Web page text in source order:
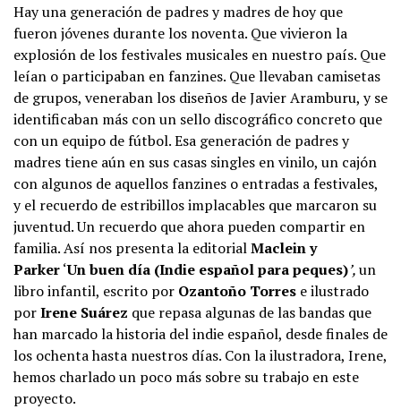
Hay una generación de padres y madres de hoy que
fueron jóvenes durante los noventa. Que vivieron la
explosión de los festivales musicales en nuestro país. Que
leían o participaban en fanzines. Que llevaban camisetas
de grupos, veneraban los diseños de Javier Aramburu, y se
identificaban más con un sello discográfico concreto que
con un equipo de fútbol. Esa generación de padres y
madres tiene aún en sus casas singles en vinilo, un cajón
con algunos de aquellos fanzines o entradas a festivales,
y el recuerdo de estribillos implacables que marcaron su
juventud. Un recuerdo que ahora pueden compartir en
familia. Así nos presenta la editorialMaclein y
Parker‘Un buen día (Indie español para peques)’,un
libro infantil, escrito por Ozantoño Torres e ilustrado
porIrene Suárez que repasa algunas de las bandas que
han marcado la historia del indie español, desde finales de
los ochenta hasta nuestros días. Con la ilustradora, Irene,
hemos charlado un poco más sobre su trabajo en este
proyecto.